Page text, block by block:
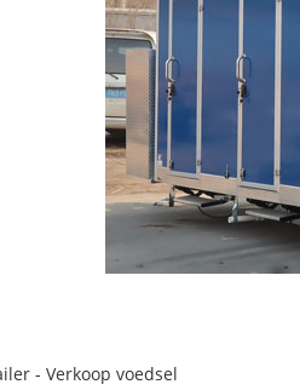
- Verkoop voedsel